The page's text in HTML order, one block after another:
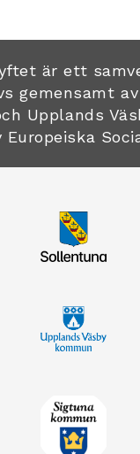
är ett
gemensamt
Upplands